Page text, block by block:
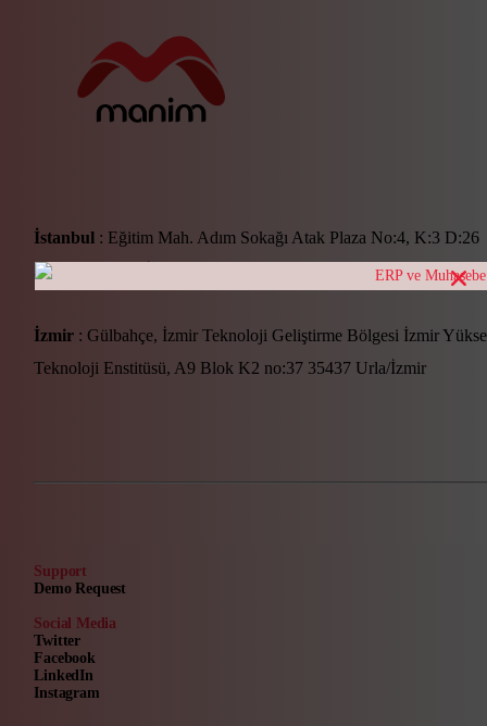
İstanbul : Eğitim Mah. Adım Sokağı Atak Plaza No:4, K:3 D:26
34722 Kadıköy/İstanbul
İzmir : Gülbahçe, İzmir Teknoloji Geliştirme Bölgesi İzmir
Teknoloji Enstitüsü, A9 Blok K2 no:37 35437 Urla/İzmir
Support
Demo Request
Social Media
Twitter
Facebook
LinkedIn
Instagram